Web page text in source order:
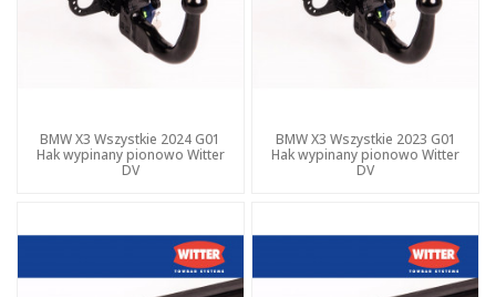
BMW X3 Wszystkie 2024 G01
Hak wypinany pionowo Witter
DV
BMW X3 Wszystkie 2023 G01
Hak wypinany pionowo Witter
DV